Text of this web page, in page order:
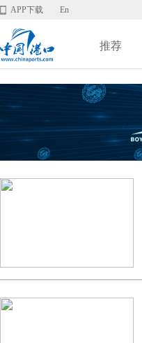
APP下载 En
推荐